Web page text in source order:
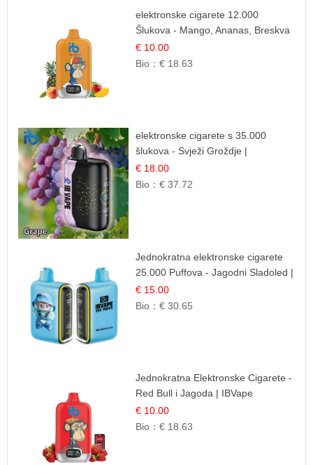
elektronske cigarete 12.000
Šlukova - Mango, Ananas, Breskva
| Tropska Voćna Mješavina
€ 10.00
Bio：€ 18.63
elektronske cigarete s 35.000
šlukova - Svježi Groždje |
Osježavajuća Voćna Aroma
€ 18.00
Bio：€ 37.72
Jednokratna elektronske cigarete
25.000 Puffova - Jagodni Sladoled |
Kremasta Slatka Okus
€ 15.00
Bio：€ 30.65
Jednokratna Elektronske Cigarete -
Red Bull i Jagoda | IBVape
€ 10.00
Bio：€ 18.63